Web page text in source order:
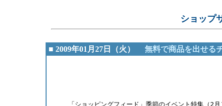
ショップ
■ 2009年01月27日（火） 無料で商品を出せる
「ショッピングフィード」季節のイベント特集（2